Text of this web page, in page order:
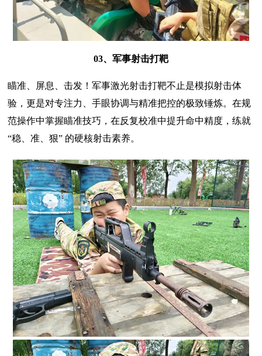
03、军事射击打靶
瞄准、屏息、击发！军事激光射击打靶不止是模拟射击体
验，更是对专注力、手眼协调与精准把控的极致锤炼。在规
范操作中掌握瞄准技巧，在反复校准中提升命中精度，练就
“稳、准、狠” 的硬核射击素养。